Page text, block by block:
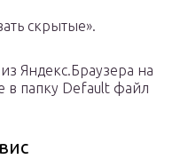
скрытые».
Яндекс.Браузера на
в папку Default файл